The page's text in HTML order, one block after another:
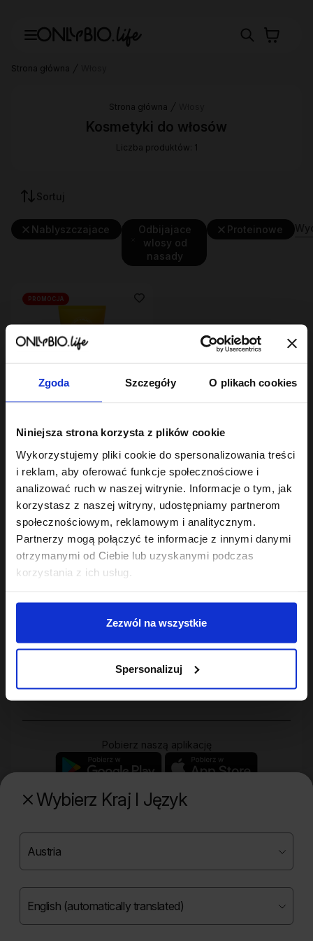
Zgoda Szczegóły O plikach cookies
Niniejsza strona korzysta z plików cookie
Wykorzystujemy pliki cookie do spersonalizowania treści
i reklam, aby oferować funkcje społecznościowe i
analizować ruch w naszej witrynie. Informacje o tym, jak
korzystasz z naszej witryny, udostępniamy partnerom
społecznościowym, reklamowym i analitycznym.
Partnerzy mogą połączyć te informacje z innymi danymi
otrzymanymi od Ciebie lub uzyskanymi podczas
korzystania z ich usług.
Zezwól na wszystkie
Spersonalizuj
Wybierz Kraj I Język
Strona główna
Strona główna
Kosmetyki do włosów
Liczba produktów: 1
Sortuj
Nablyszczajace
Odbijajace
wlosy od
nasady
Proteinowe
Hair In Balance By ONLYBIO
Stylizator proteinowy
do stylizacji włosów
kręconych 200ml
7,29 zł
Najniższa cena z 30 dni przed
obniżką: 24,49 zł
PROMOCJA
Twoje konto
Zakupy
Pobierz naszą aplikację
Poznaj naszą drugą markę